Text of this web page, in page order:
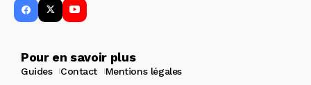
Pour en savoir plus
Guides Contact Mentions légales